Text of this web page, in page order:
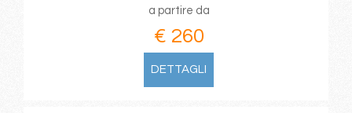
a partire da
€ 260
DETTAGLI